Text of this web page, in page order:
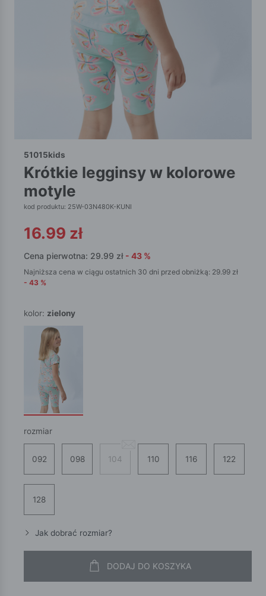
51015kids
krótkie legginsy w kolorowe
motyle
kod produktu: 25W-03N480K-KUNI
16.99 zł
Cena pierwotna: 29.99 zł - 43 %
Najniższa cena w ciągu ostatnich 30 dni przed obniżką: 29.99 zł
- 43 %
kolor: zielony
rozmiar
092 098 104 110 116 122
128
Jak dobrać rozmiar?
DODAJ DO KOSZYKA